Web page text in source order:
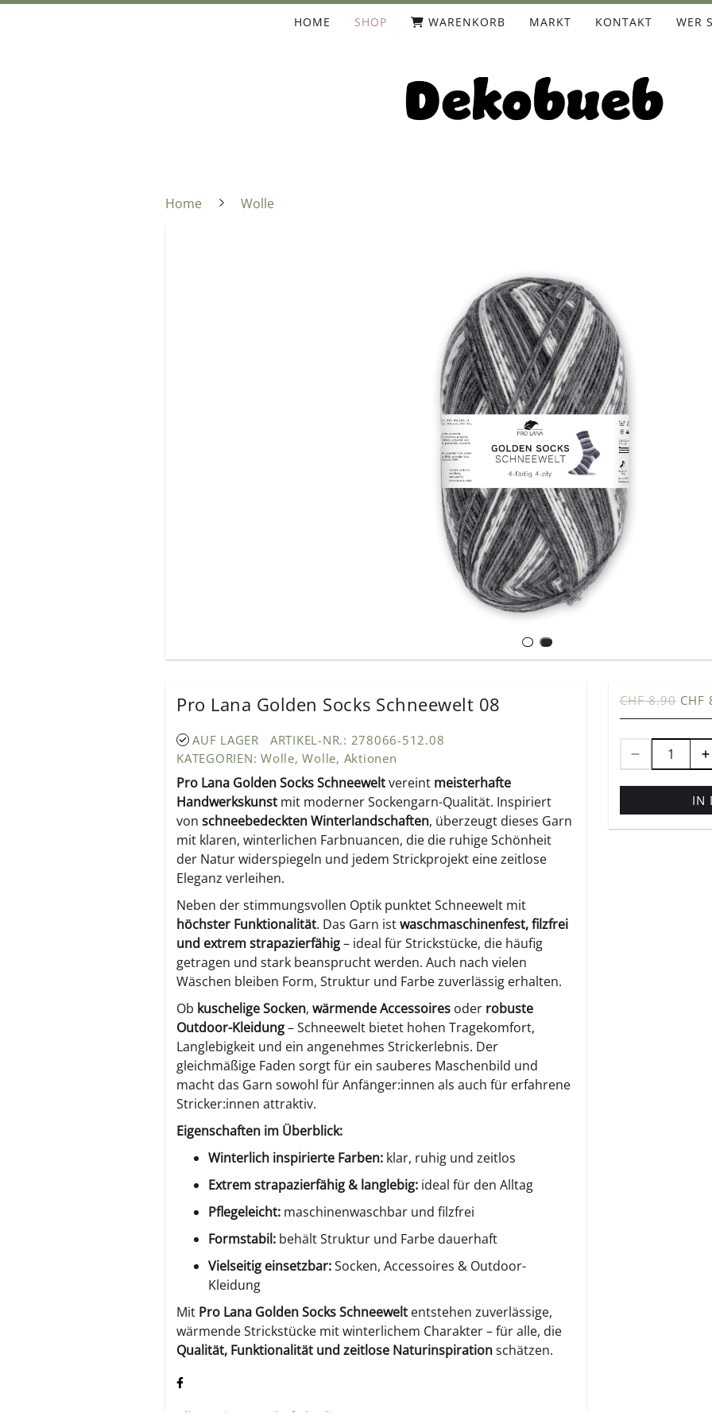
HOME SHOP WARENKORB MARKT KONTAKT WER
Home Wolle
Pro Lana Golden Socks Schneewelt 08
AUF LAGER
ARTIKEL-NR.: 278066-512.08
KATEGORIEN: Wolle,Wolle, Aktionen
Pro Lana Golden Socks Schneeweltvereint meisterhafte
Handwerkskunst mit moderner Sockengarn-Qualität. Inspiriert
von schneebedeckten Winterlandschaften, überzeugt dieses Garn
mit klaren, winterlichen Farbnuancen, die die ruhige Schönheit
der Natur widerspiegeln und jedem Strickprojekt eine zeitlose
Eleganz verleihen.
Neben der stimmungsvollen Optik punktet Schneewelt mit
höchster Funktionalität. Das Garn istwaschmaschinenfest, filzfrei
und extrem strapazierfähig– ideal für Strickstücke, die häufig
getragen und stark beansprucht werden. Auch nach vielen
Wäschen bleiben Form, Struktur und Farbe zuverlässig erhalten.
Ob kuschelige Socken, wärmende Accessoires oder robuste
Outdoor-Kleidung– Schneewelt bietet hohen Tragekomfort,
Langlebigkeit und ein angenehmes Strickerlebnis. Der
gleichmäßige Faden sorgt für ein sauberes Maschenbild und
macht das Garn sowohl für Anfänger:innen als auch für erfahrene
Stricker:innen attraktiv.
Eigenschaften im Überblick:
Winterlich inspirierte Farben: klar, ruhig und zeitlos
Extrem strapazierfähig & langlebig: ideal für den Alltag
Pflegeleicht: maschinenwaschbar und filzfrei
Formstabil: behält Struktur und Farbe dauerhaft
Vielseitig einsetzbar:Socken, Accessoires & Outdoor-
Kleidung
Mit Pro Lana Golden Socks Schneewelt entstehen zuverlässige,
wärmende Strickstücke mit winterlichem Charakter – für alle, die
Qualität, Funktionalität und zeitlose Naturinspirationschätzen.
Allgemeine Geschäftsbedingungen
CHF 8.90 CHF
IN